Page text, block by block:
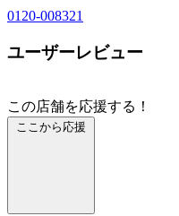
0120-008321
ユーザーレビュー
この店舗を応援する！
ここから応援